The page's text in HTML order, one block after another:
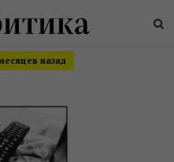
назад